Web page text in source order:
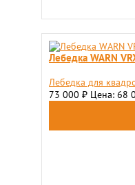
Лебедка WARN
Лебедка для
73 000 ₽ Цена: 68